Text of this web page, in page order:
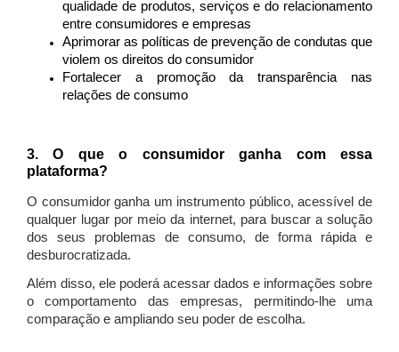
qualidade de produtos, serviços e do relacionamento
entre consumidores e empresas
Aprimorar as políticas de prevenção de condutas que
violem os direitos do consumidor
Fortalecer a promoção da transparência nas
relações de consumo
3. O que o consumidor ganha com essa
plataforma?
O consumidor ganha um instrumento público, acessível de
qualquer lugar por meio da internet, para buscar a solução
dos seus problemas de consumo, de forma rápida e
desburocratizada.
Além disso, ele poderá acessar dados e informações sobre
o comportamento das empresas, permitindo-lhe uma
comparação e ampliando seu poder de escolha.